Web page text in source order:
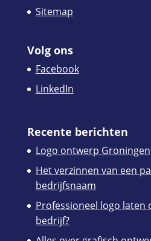
Sitemap
Volg ons
Facebook
LinkedIn
Recente berichten
Logo ontwerp Groningen
Het verzinnen van een
bedrijfsnaam
Professioneel logo laten
bedrijf?